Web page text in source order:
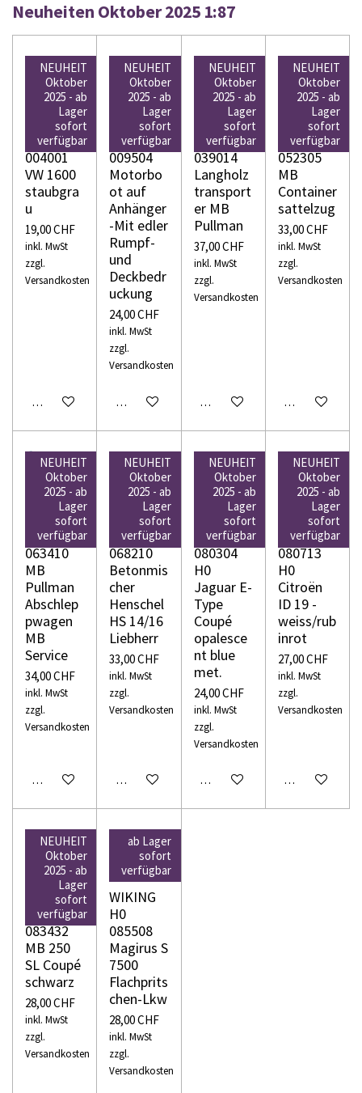
Neuheiten Oktober 2025 1:87
NEUHEIT
Oktober
2025 - ab
Lager
sofort
verfügbar
WIKING
H0
004001
VW 1600
staubgra
u
19,00 CHF
inkl. MwSt
zzgl.
Versandkosten
In den Warenkorb
NEUHEIT
Oktober
2025 - ab
Lager
sofort
verfügbar
WIKING
H0
009504
Motorbo
ot auf
Anhänger
-Mit edler
Rumpf-
und
Deckbedr
uckung
24,00 CHF
inkl. MwSt
zzgl.
Versandkosten
In den Warenkorb
NEUHEIT
Oktober
2025 - ab
Lager
sofort
verfügbar
WIKING
H0
039014
Langholz
transport
er MB
Pullman
37,00 CHF
inkl. MwSt
zzgl.
Versandkosten
In den Warenkorb
NEUHEIT
Oktober
2025 - ab
Lager
sofort
verfügbar
WIKING
H0
052305
MB
Container
sattelzug
33,00 CHF
inkl. MwSt
zzgl.
Versandkosten
In den
NEUHEIT
Oktober
2025 - ab
Lager
sofort
verfügbar
WIKING
H0
063410
MB
Pullman
Abschlep
pwagen
MB
Service
34,00 CHF
inkl. MwSt
zzgl.
Versandkosten
In den Warenkorb
NEUHEIT
Oktober
2025 - ab
Lager
sofort
verfügbar
WIKING
H0
068210
Betonmis
cher
Henschel
HS 14/16
Liebherr
33,00 CHF
inkl. MwSt
zzgl.
Versandkosten
In den Warenkorb
NEUHEIT
Oktober
2025 - ab
Lager
sofort
verfügbar
WIKING
H0
080304
H0
Jaguar E-
Type
Coupé
opalesce
nt blue
met.
24,00 CHF
inkl. MwSt
zzgl.
Versandkosten
In den Warenkorb
NEUHEIT
Oktober
2025 - ab
Lager
sofort
verfügbar
WIKING
H0
080713
H0
Citroën
ID 19 -
weiss/rub
inrot
27,00 CHF
inkl. MwSt
zzgl.
Versandkosten
In den
NEUHEIT
Oktober
2025 - ab
Lager
sofort
verfügbar
WIKING
H0
083432
MB 250
SL Coupé
schwarz
28,00 CHF
inkl. MwSt
zzgl.
Versandkosten
ab Lager
sofort
verfügbar
WIKING
H0
085508
Magirus S
7500
Flachprits
chen-Lkw
28,00 CHF
inkl. MwSt
zzgl.
Versandkosten